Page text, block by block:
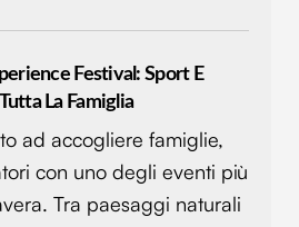
Festival: Sport E
La Famiglia
ad accogliere famiglie,
con uno degli eventi più
Tra paesaggi naturali